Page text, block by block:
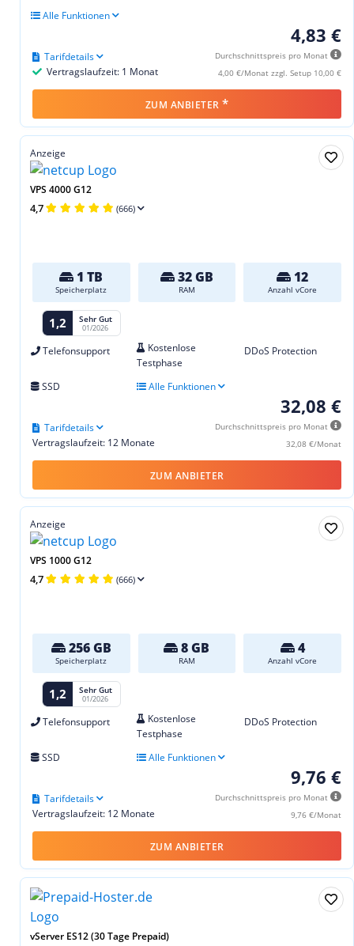
Alle Funktionen
4,83 €
Durchschnittspreis pro Monat
4,00 €/Monat zzgl. Setup 10,00 €
Vertragslaufzeit: 1 Monat
Tarifdetails
ZUM ANBIETER *
Anzeige
VPS 4000 G12
4,7 (666)
1 TB
Speicherplatz
32 GB
RAM
12
Anzahl vCore
1,2 Sehr Gut
01/2026
Telefonsupport
Kostenlose
Testphase
DDoS Protection
SSD Alle Funktionen
32,08 €
Durchschnittspreis pro Monat
32,08 €/Monat
Vertragslaufzeit: 12 Monate
Tarifdetails
ZUM ANBIETER
Anzeige
VPS 1000 G12
4,7 (666)
256 GB
Speicherplatz
8 GB
RAM
4
Anzahl vCore
1,2 Sehr Gut
01/2026
Telefonsupport
Kostenlose
Testphase
DDoS Protection
SSD Alle Funktionen
9,76 €
Durchschnittspreis pro Monat
9,76 €/Monat
Vertragslaufzeit: 12 Monate
Tarifdetails
ZUM ANBIETER
vServer ES12 (30 Tage Prepaid)